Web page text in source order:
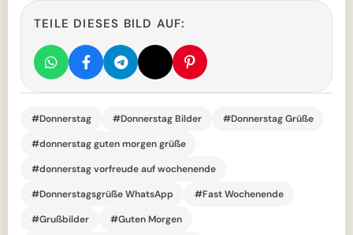
TEILE DIESES BILD AUF:
#Donnerstag #Donnerstag Bilder
#Donnerstag Grüße
#donnerstag guten morgen grüße
#donnerstag vorfreude auf wochenende
#Donnerstagsgrüße WhatsApp
#Fast Wochenende
#Grußbilder
#Guten Morgen